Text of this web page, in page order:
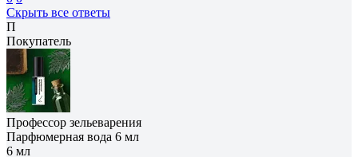
Скрыть все ответы
П
Покупатель
Профессор зельеварения
Парфюмерная вода 6 мл
6 мл